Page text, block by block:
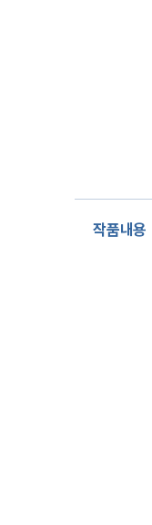
작품내용